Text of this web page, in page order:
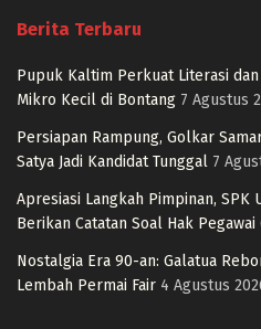
Berita Terbaru
Pupuk Kaltim Perkuat Literasi dan
Mikro Kecil di Bontang 7 Agustus
Persiapan Rampung, Golkar
Satya Jadi Kandidat Tunggal 7
Apresiasi Langkah Pimpinan, SPK
Berikan Catatan Soal Hak Pegawai
Nostalgia Era 90-an: Galatua
Lembah Permai Fair 4 Agustus